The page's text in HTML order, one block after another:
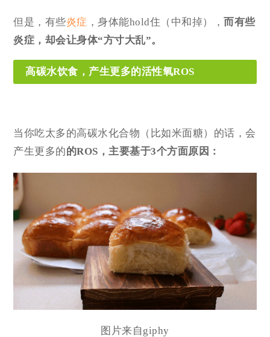
但是，有些炎症 ，身体能hold住（中和掉），而有些
炎症，却会让身体“方寸大乱”。
高碳水饮食，产生更多的活性氧ROS
当你吃太多的高碳水化合物（比如米面糖）的话，会
产生更多的的ROS，主要基于3个方面原因：
图片来自giphy